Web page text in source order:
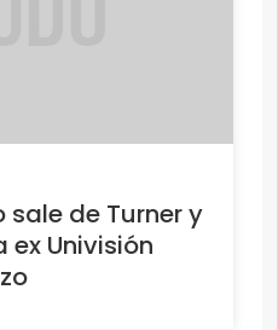
sale de Turner y
ex Univisión